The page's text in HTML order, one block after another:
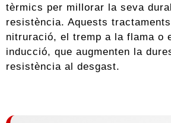
tèrmics per millorar la seva
resistència. Aquests
nitruració, el tremp a la flama o
inducció, que augmenten la
resistència al desgast.